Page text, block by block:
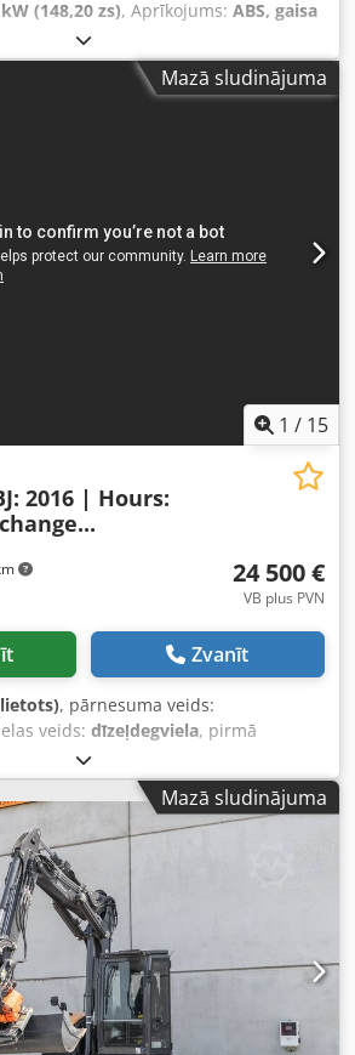
(148,20 zs), Aprīkojums: ABS, gaisa
pilnpiedziņa
2 507 mm Augstums: 2 997
mm Credpswlmt Iefx Akref
Mazā sludinājuma
1 / 15
2016 | Hours:
24 500 €
VB plus PVN
Zvanīt
, pārnesuma veids:
veids: dīzeļdegviela, pirmā
, Ražošanas gads:
kabīne,
Mazā sludinājuma